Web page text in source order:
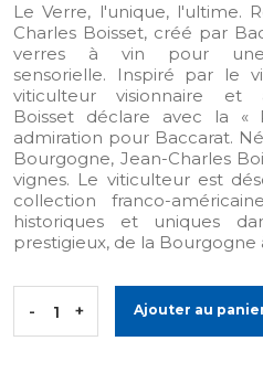
Le Verre, l'unique, l'ultime.
Charles Boisset, créé par
verres à vin pour une
sensorielle. Inspiré par le
viticulteur visionnaire et
Boisset déclare avec la «
admiration pour Baccarat.
Bourgogne, Jean-Charles
vignes. Le viticulteur est
collection franco-
historiques et uniques
prestigieux, de la Bourgogne
- + Ajouter au